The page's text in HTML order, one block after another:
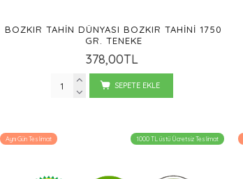
BOZKIR TAHIN DÜNYASI BOZKIR TAHINI 1750
GR. TENEKE
378,00TL
SEPETE EKLE
Aynı Gün Teslimat 1000 TL üstü Ücretsiz Teslimat